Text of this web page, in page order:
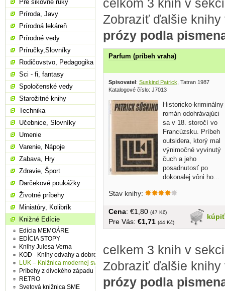
celkom 3 knih v
Zobraziť ďalšie
prózy podla
Parfum (príbeh vraha)
Spisovatel: Suskind Patrick , Tatran 1987
Katalogové číslo: J7013
Historicko-kriminálny
román odohrávajúci
sa v 18. storočí vo
Francúzsku. Príbeh
outsidera, ktorý mal
výnimočné vyvinutý
čuch a jeho
posadnutosť po
dokonalej vôni ho...
Stav knihy:
kúpiť
Cena: €1,80 (47 Kč)
Pre Vás: €1,71 (44 Kč)
celkem 3 knih v
Zobraziť ďalšie
prózy podla
Pre šikovné ruky
Príroda, Javy
Prírodná lekáreň
Prírodné vedy
Príručky,Slovníky
Rodičovstvo, Pedagogika
Sci - fi, fantasy
Spoločenské vedy
Starožitné knihy
Technika
Učebnice, Slovníky
Umenie
Varenie, Nápoje
Zabava, Hry
Zdravie, Šport
Darčekové poukážky
Životné príbehy
Miniatúry, Kolibrík
Knižné Edície
Edícia MEMOÁRE
EDÍCIA STOPY
Knihy Julesa Verna
KOD - Knihy odvahy a dobrodružství
LUK – Knižnica modernej svetovej prózy
Príbehy z divokého západu
RETRO
Svetová knižnica SME